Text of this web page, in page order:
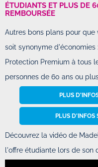
ÉTUDIANTS ET PLUS DE
REMBOURSÉE
Autres bons plans pour que
soit synonyme d'économies
Protection Premium à tous
personnes de 60 ans ou
PLUS
PLUS D'INFOS
Découvrez la vidéo de
l'offre étudiante lors de son